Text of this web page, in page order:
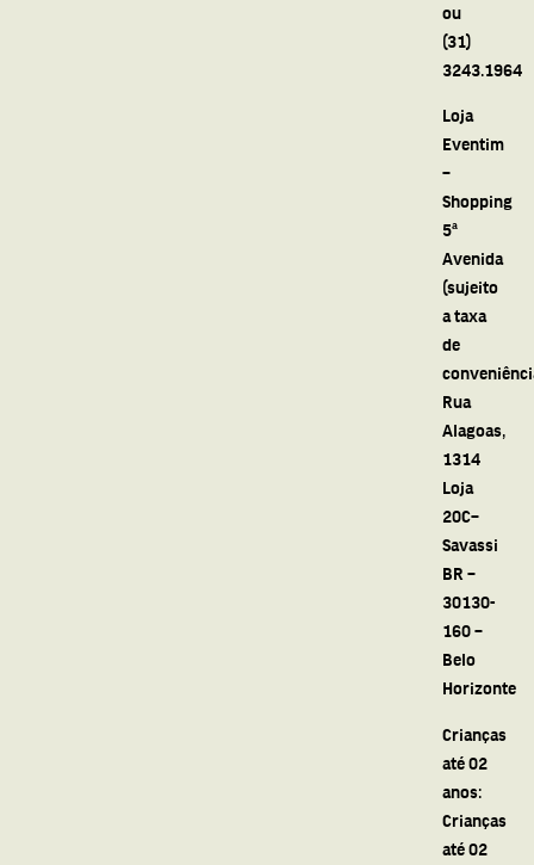
ou
(31)
3243.1964
Loja
Eventim
–
Shopping
5ª
Avenida
(sujeito
a taxa
de
Rua
Alagoas,
1314
Loja
20C–
Savassi
BR –
30130-
160 –
Belo
Horizonte
Crianças
até 02
anos:
Crianças
até 02